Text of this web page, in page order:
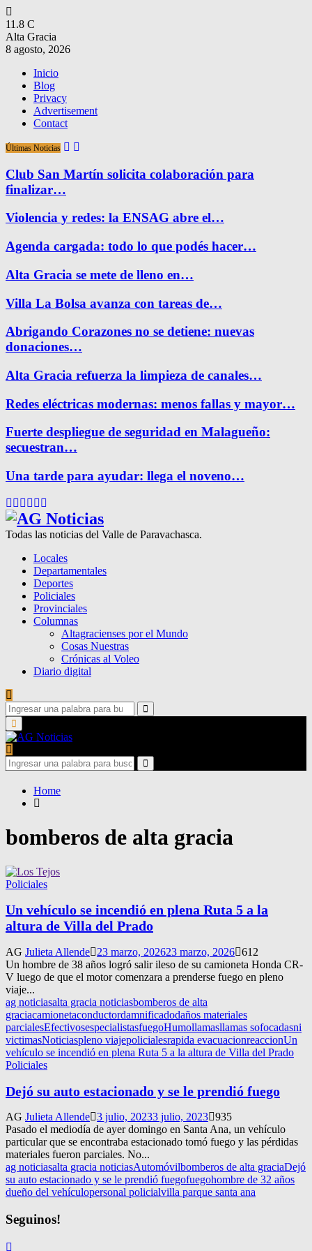
11.8 C
Alta Gracia
8 agosto, 2026
Inicio
Blog
Privacy
Advertisement
Contact
Últimas Noticias
Club San Martín solicita colaboración para
finalizar…
Violencia y redes: la ENSAG abre el…
Agenda cargada: todo lo que podés hacer…
Alta Gracia se mete de lleno en…
Villa La Bolsa avanza con tareas de…
Abrigando Corazones no se detiene: nuevas
donaciones…
Alta Gracia refuerza la limpieza de canales…
Redes eléctricas modernas: menos fallas y mayor…
Fuerte despliegue de seguridad en Malagueño:
secuestran…
Una tarde para ayudar: llega el noveno…
Facebook
Twitter
Instagram
Pinterest
Google
Todas las noticias del Valle de Paravachasca.
Locales
Departamentales
Deportes
Policiales
Provinciales
Columnas
Altagracienses por el Mundo
Cosas Nuestras
Crónicas al Voleo
Diario digital
Search
for:
Search
Primary
Menu
Search
for:
Search
Home
bomberos de alta gracia
Policiales
Un vehículo se incendió en plena Ruta 5 a la
altura de Villa del Prado
AG Julieta Allende 23 marzo, 202623 marzo, 2026 612
Un hombre de 38 años logró salir ileso de su camioneta Honda CR-
V luego de que el motor comenzara a prenderse fuego en pleno
viaje...
ag noticiasalta gracia noticiasbomberos de alta
graciacamionetaconductordamnificadodaños materiales
parcialesEfectivosespecialistasfuegoHumollamasllamas sofocadasni
victimasNoticiaspleno viajepolicialesrapida evacuacionreaccionUn
vehículo se incendió en plena Ruta 5 a la altura de Villa del Prado
Policiales
Dejó su auto estacionado y se le prendió fuego
AG Julieta Allende 3 julio, 20233 julio, 2023 935
Pasado el mediodía de ayer domingo en Santa Ana, un vehículo
particular que se encontraba estacionado tomó fuego y las pérdidas
materiales fueron parciales. No...
ag noticiasalta gracia noticiasAutomóvilbomberos de alta graciaDejó
su auto estacionado y se le prendió fuegofuegohombre de 32 años
dueño del vehículopersonal policialvilla parque santa ana
Seguinos!